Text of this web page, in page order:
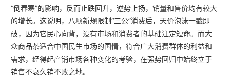
“倒春寒”的影响，反而止跌回升，逆势上扬，销量和售价均有较大
的增长。这说明，八项新规限制“三公”消费后，天价泡沫一戳即
破，因为它民心向背，没有市场和消费者的基础注定短命。而大
众商品茶适合中国民生市场的国情，符合广大消费群体的利益和
需求，经得起产销市场各种变化的考验，在强势回归中始终立于
销售不衰久销不败之地。